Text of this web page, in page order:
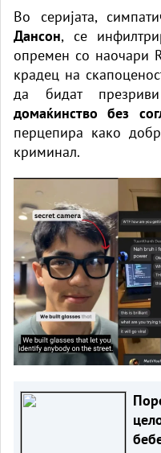
Во серијата,
Дансон, се
опремен со наочари
крадец на
да бидат
домаќинство без
перцепира како
криминал.